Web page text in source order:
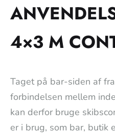
4×3 M
Taget på bar-siden af
forbindelsen mellem
kan derfor bruge
er i brug, som bar, butik